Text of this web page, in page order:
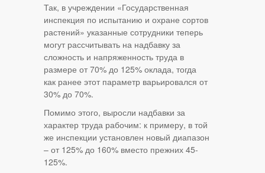
Так, в учреждении «Государственная
инспекция по испытанию и охране сортов
растений» указанные сотрудники теперь
могут рассчитывать на надбавку за
сложность и напряженность труда в
размере от 70% до 125% оклада, тогда
как ранее этот параметр варьировался от
30% до 70%.
Помимо этого, выросли надбавки за
характер труда рабочим: к примеру, в той
же инспекции установлен новый диапазон
– от 125% до 160% вместо прежних 45-
125%.